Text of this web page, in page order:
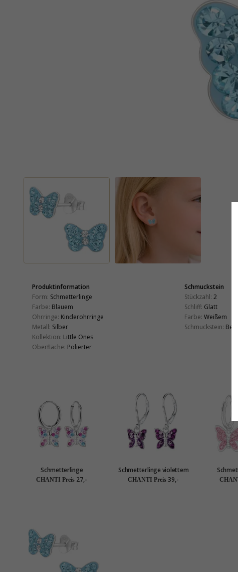
Produktinformation
Form: Schmetterlinge
Farbe: Blauem
Ohrringe: Kinderohrringe
Metall: Silber
Kollektion: Little Ones
Oberfläche: Polierter
Schmuckstein
Stückzahl: 2
Schliff: Glatt
Farbe: Weißem
Schmuckstein:
Schmetterlinge
mehrfarbigem
CHANTI Preis 27,-
Schmetterlinge violettem
Kinderohrringe in Silber -
CHANTI Preis 39,-